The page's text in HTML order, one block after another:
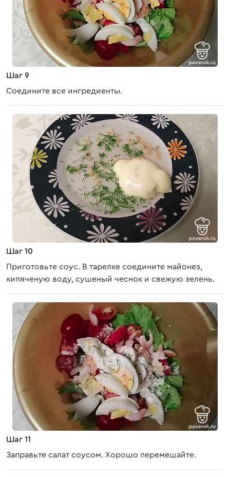
Шаг 9
Соедините все ингредиенты.
Шаг 10
Приготовьте соус. В тарелке соедините майонез,
кипяченую воду, сушеный чеснок и свежую зелень.
Шаг 11
Заправьте салат соусом. Хорошо перемешайте.